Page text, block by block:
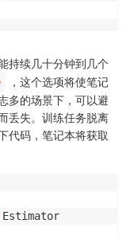
持续几十分钟到几个
，这个选项将使笔记
多的场景下，可以避
丢失。训练任务脱离
代码，笔记本将获取
Estimator